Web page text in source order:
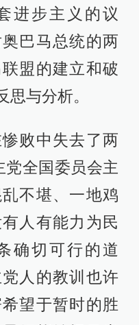
进步主义的议
巴马总统的两
盟的建立和破
思与分析。
败中失去了两
党全国委员会主
不堪、一地鸡
人有能力为民
确切可行的道
人的教训也许
望于暂时的胜